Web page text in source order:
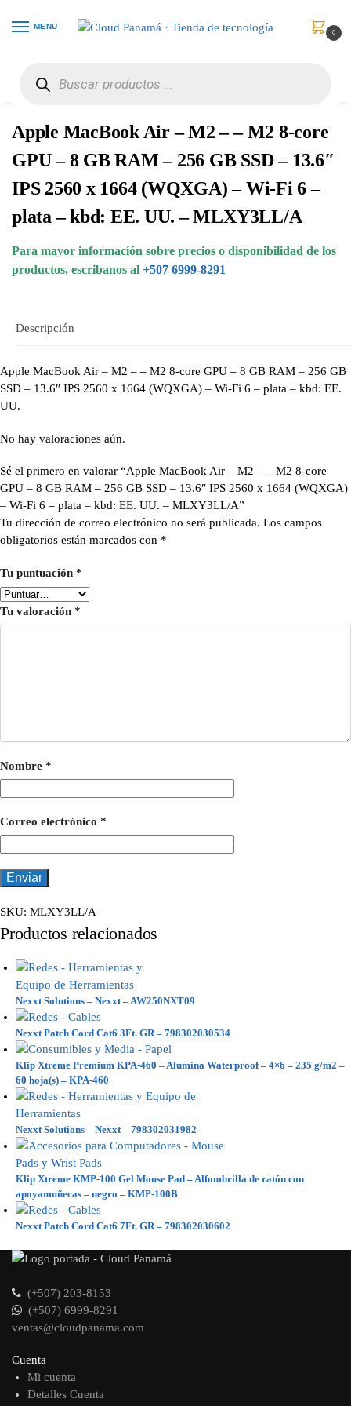
MENU
0
Apple MacBook Air – M2 – – M2 8-core
GPU – 8 GB RAM – 256 GB SSD – 13.6″
IPS 2560 x 1664 (WQXGA) – Wi-Fi 6 –
plata – kbd: EE. UU. – MLXY3LL/A
Para mayor información sobre precios o disponibilidad de los
productos, escribanos al +507 6999-8291
Descripción
Apple MacBook Air – M2 – – M2 8-core GPU – 8 GB RAM – 256 GB
SSD – 13.6″ IPS 2560 x 1664 (WQXGA) – Wi-Fi 6 – plata – kbd: EE.
UU.
No hay valoraciones aún.
Sé el primero en valorar “Apple MacBook Air – M2 – – M2 8-core
GPU – 8 GB RAM – 256 GB SSD – 13.6″ IPS 2560 x 1664 (WQXGA)
– Wi-Fi 6 – plata – kbd: EE. UU. – MLXY3LL/A”
Tu dirección de correo electrónico no será publicada. Los campos
obligatorios están marcados con *
Tu puntuación *
Tu valoración *
Nombre *
Correo electrónico *
SKU: MLXY3LL/A
Productos relacionados
Nexxt Solutions – Nexxt – AW250NXT09
Nexxt Patch Cord Cat6 3Ft. GR – 798302030534
Klip Xtreme Premium KPA-460 – Alumina Waterproof – 4×6 – 235 g/m2 –
60 hoja(s) – KPA-460
Nexxt Solutions – Nexxt – 798302031982
Klip Xtreme KMP-100 Gel Mouse Pad – Alfombrilla de ratón con
apoyamuñecas – negro – KMP-100B
Nexxt Patch Cord Cat6 7Ft. GR – 798302030602
(+507) 203-8153
(+507) 6999-8291
ventas@cloudpanama.com
Cuenta
Mi cuenta
Detalles Cuenta